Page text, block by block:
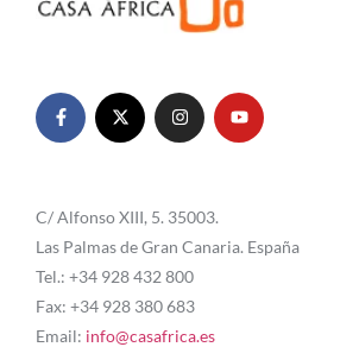
C/ Alfonso XIII, 5. 35003.
Las Palmas de Gran Canaria. España
Tel.: +34 928 432 800
Fax: +34 928 380 683
Email: info@casafrica.es